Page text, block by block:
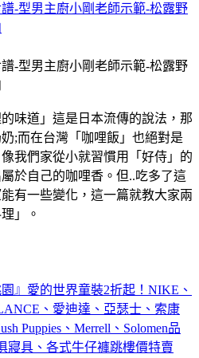
-型男主廚小剛老師示範-松露野
-型男主廚小剛老師示範-松露野
味道」這是日本流傳的說法，那
;而在台灣「咖哩飯」也絕對是
我們家從小就習慣用「好侍」的
於自己的咖哩香。但..吃多了這
有一些變化，這一篇就教大家兩
」。
』愛的世界童裝2折起！NIKE、
、愛迪達、亞瑟士、索康
Puppies、Merrell、Solomen品
寢具、各式牛仔褲跳樓價特賣